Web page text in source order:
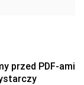
przed PDF-ami